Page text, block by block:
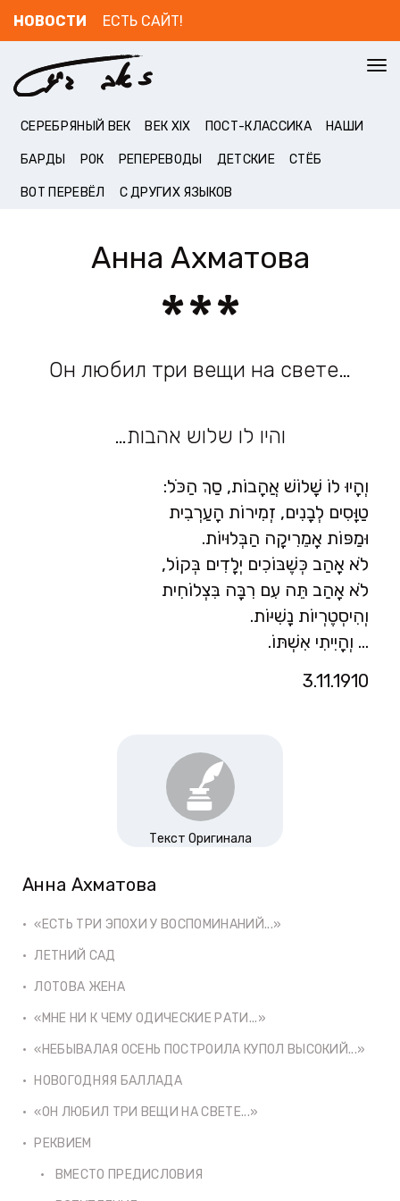
НОВОСТИ ЕСТЬ САЙТ!
СЕРЕБРЯНЫЙ ВЕК ВЕК XIX ПОСТ-КЛАССИКА НАШИ
БАРДЫ РОК РЕПЕРЕВОДЫ ДЕТСКИЕ СТЁБ
ВОТ ПЕРЕВЁЛ С ДРУГИХ ЯЗЫКОВ
Анна Ахматова
***
Он любил три вещи на свете…
והיו לו שלוש אהבות…
Анна Ахматова
«ЕСТЬ ТРИ ЭПОХИ У ВОСПОМИНАНИЙ...»
ЛЕТНИЙ САД
ЛОТОВА ЖЕНА
«МНЕ НИ К ЧЕМУ ОДИЧЕСКИЕ РАТИ...»
«НЕБЫВАЛАЯ ОСЕНЬ ПОСТРОИЛА КУПОЛ ВЫСОКИЙ...»
НОВОГОДНЯЯ БАЛЛАДА
«ОН ЛЮБИЛ ТРИ ВЕЩИ НА СВЕТЕ...»
РЕКВИЕМ
ВМЕСТО ПРЕДИСЛОВИЯ
וְהָיוּ לוֹ שָׁלוֹשׁ אֲהָבוֹת, סַךְ הַכֹּל:
טַוָּסִים לְבָנִים, זְמִירוֹת הָעַרְבִית
וּמַפּוֹת אָמֵרִיקָה הַבְּלוּיוֹת.
לֹא אָהַב כְּשֶׁבּוֹכִים יְלָדִים בְּקוֹל,
לֹא אָהַב תֵּה עִם רִבָּה בִּצְלוֹחִית
וְהִיסְטֶרְיוֹת נָשִׁיּוֹת.
… וְהָיִיתִי אִשְׁתּוֹ.
3.11.1910
Текст Оригинала